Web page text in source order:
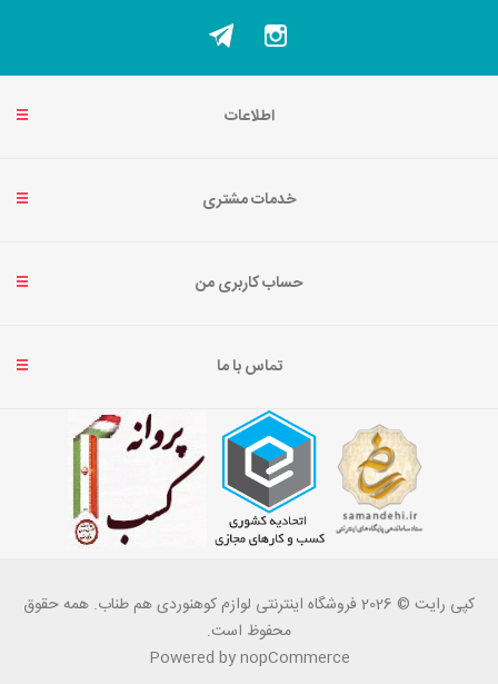
اطلاعات
خدمات مشتری
حساب کاربری من
تماس با ما
کپی رایت © 2026 فروشگاه اینترنتی لوازم کوهنوردی هم طناب. همه حقوق
محفوظ است.
Powered bynopCommerce